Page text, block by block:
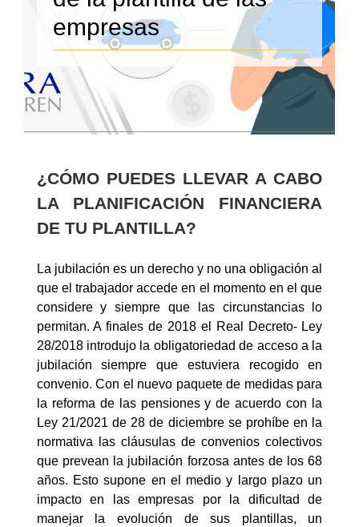
empresas
¿CÓMO PUEDES LLEVAR A CABO
LA PLANIFICACIÓN FINANCIERA
DE TU PLANTILLA?
La jubilación es un derecho y no una obligación al
que el trabajador accede en el momento en el que
considere y siempre que las circunstancias lo
permitan. A finales de 2018 el Real Decreto- Ley
28/2018 introdujo la obligatoriedad de acceso a la
jubilación siempre que estuviera recogido en
convenio. Con el nuevo paquete de medidas para
la reforma de las pensiones y de acuerdo con la
Ley 21/2021 de 28 de diciembre se prohíbe en la
normativa las cláusulas de convenios colectivos
que prevean la jubilación forzosa antes de los 68
años. Esto supone en el medio y largo plazo un
impacto en las empresas por la dificultad de
manejar la evolución de sus plantillas, un